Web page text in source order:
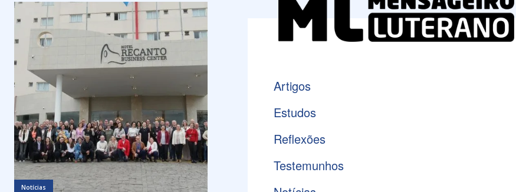
Notícias
Artigos
Estudos
Reflexões
Testemunhos